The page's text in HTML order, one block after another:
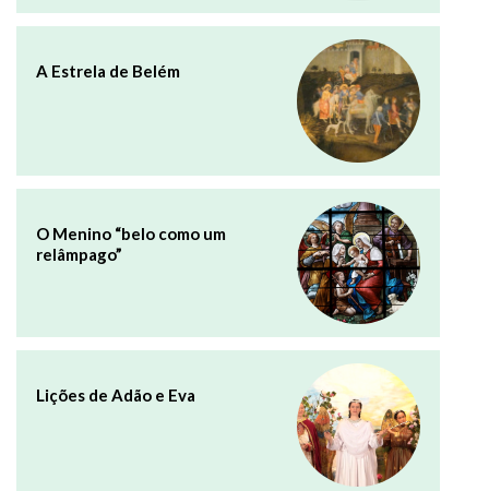
A Estrela de Belém
O Menino “belo como um
relâmpago”
Lições de Adão e Eva